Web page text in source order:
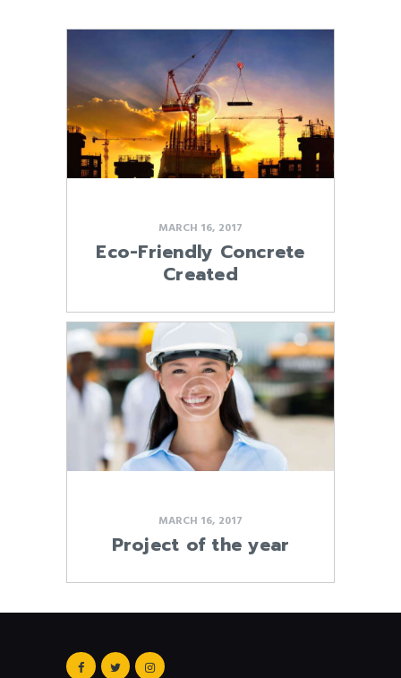
MARCH 16, 2017
Eco-Friendly Concrete
Created
MARCH 16, 2017
Project of the year